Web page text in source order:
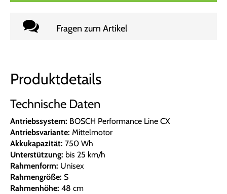
Fragen zum Artikel
Produktdetails
Technische Daten
Antriebssystem: BOSCH Performance Line CX
Antriebsvariante: Mittelmotor
Akkukapazität: 750 Wh
Unterstützung: bis 25 km/h
Rahmenform: Unisex
Rahmengröße: S
Rahmenhöhe: 48 cm